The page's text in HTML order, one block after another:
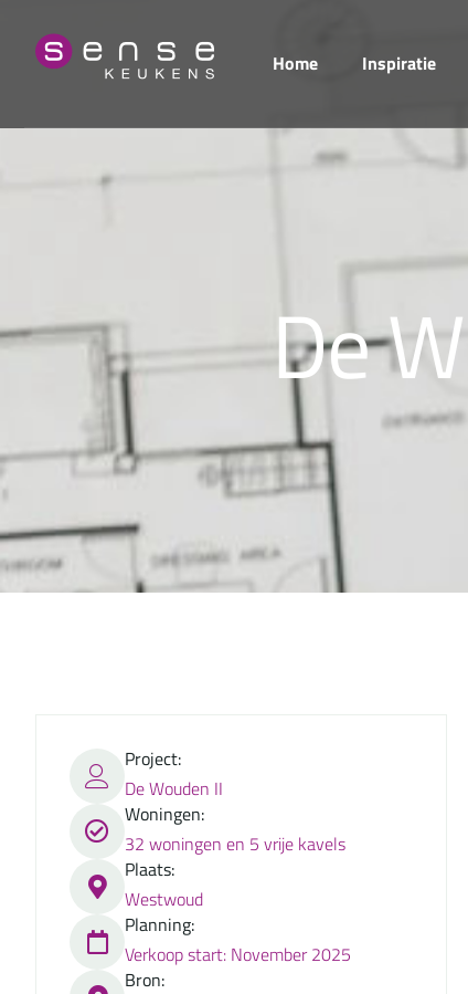
Home Inspiratie
DeW
Project:
De Wouden II
Woningen:
32 woningen en 5 vrije kavels
Plaats:
Westwoud
Planning:
Verkoop start: November 2025
Bron: